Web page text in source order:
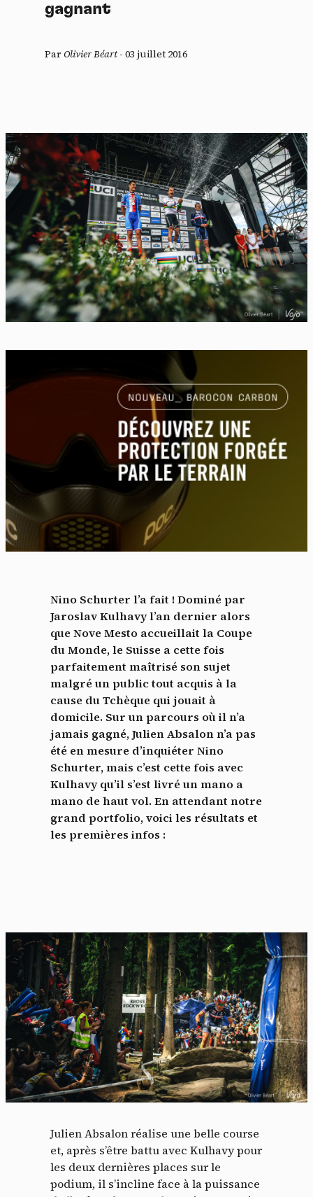
gagnant
ParOlivier Béart- 03 juillet 2016
Nino Schurter l’a fait ! Dominé par
Jaroslav Kulhavy l’an dernier alors
que Nove Mesto accueillait la Coupe
du Monde, le Suisse a cette fois
parfaitement maîtrisé son sujet
malgré un public tout acquis à la
cause du Tchèque qui jouait à
domicile. Sur un parcours où il n’a
jamais gagné, Julien Absalon n’a pas
été en mesure d’inquiéter Nino
Schurter, mais c’est cette fois avec
Kulhavy qu’il s’est livré un mano a
mano de haut vol. En attendant notre
grand portfolio, voici les résultats et
les premières infos :
Julien Absalon réalise une belle course
et, après s’être battu avec Kulhavy pour
les deux dernières places sur le
podium, il s’incline face à la puissance